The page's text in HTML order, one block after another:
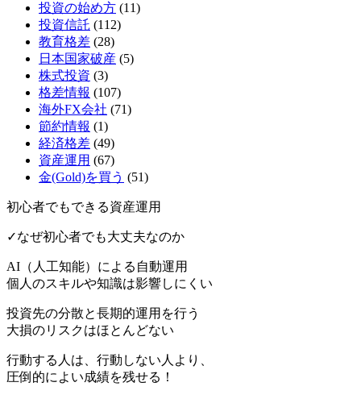
投資の始め方 (11)
投資信託 (112)
教育格差 (28)
日本国家破産 (5)
株式投資 (3)
格差情報 (107)
海外FX会社 (71)
節約情報 (1)
経済格差 (49)
資産運用 (67)
金(Gold)を買う (51)
初心者でもできる資産運用
✓なぜ初心者でも大丈夫なのか
AI（人工知能）による 自動運用
個人のスキルや知識は影響しにくい
投資先の分散と長期的運用を行う
大損のリスクはほとんどない
行動する人は、行動しない人より、
圧倒的によい成績を残せる！